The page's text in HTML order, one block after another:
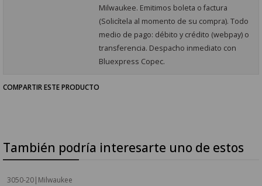
Milwaukee. Emitimos boleta o factura
(Solicítela al momento de su compra). Todo
medio de pago: débito y crédito (webpay) o
transferencia. Despacho inmediato con
Bluexpress Copec.
COMPARTIR ESTE PRODUCTO
También podría interesarte uno de estos
3050-20| Milwaukee